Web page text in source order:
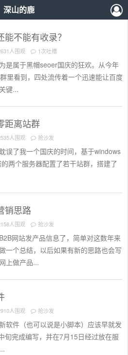
深山的鹿
不能有收录？
人围观 1次吐槽
是属于黑帽seoer国庆的狂欢。从今年
里看到，四处流传着一个迅速能让百度
键...
距离站群
人围观 抢沙发
误了我一个国庆的时间，基于windows
两个服务器配置了若干站群，搭建了
销思路
人围观 抢沙发
网站发产品信息了，简单对这数年来
一个总结，以后如果有新的思路也会写
上做产品...
人围观 抢沙发
软件（也可以说是小脚本）应该早就发
旬完成编写，并在7月15日经过放在服